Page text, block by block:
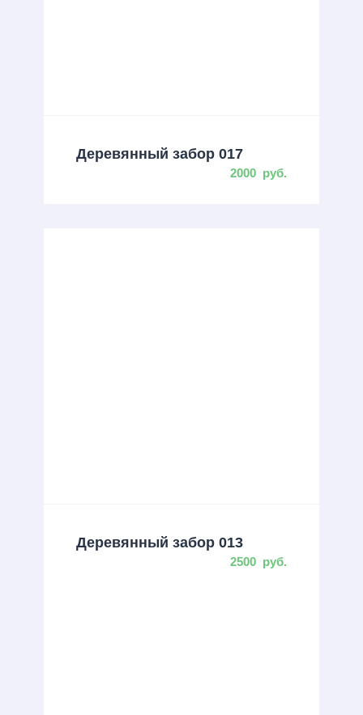
Деревянный забор 017
2000 руб.
Деревянный забор 013
2500 руб.